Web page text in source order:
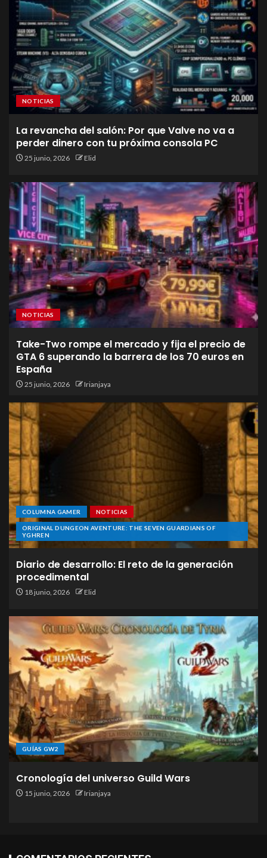
NOTICIAS
La revancha del salón: Por que Valve no va a
perder dinero con tu próxima consola PC
25 junio, 2026 Elid
NOTICIAS
Take-Two rompe el mercado y fija el precio de
GTA 6 superando la barrera de los 70 euros en
España
25 junio, 2026 Irianjaya
COLUMNA GAMER NOTICIAS
ORIGINAL DUNGEON AVENTURE: THE SEVEN GUARDIANS OF
YGHREN
Diario de desarrollo: El reto de la generación
procedimental
18 junio, 2026 Elid
GUÍAS GW2
Cronología del universo Guild Wars
15 junio, 2026 Irianjaya